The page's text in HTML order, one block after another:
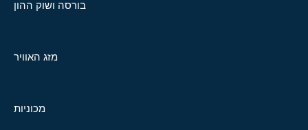
בורסה ושוק ההון
מזג האוויר
מכוניות